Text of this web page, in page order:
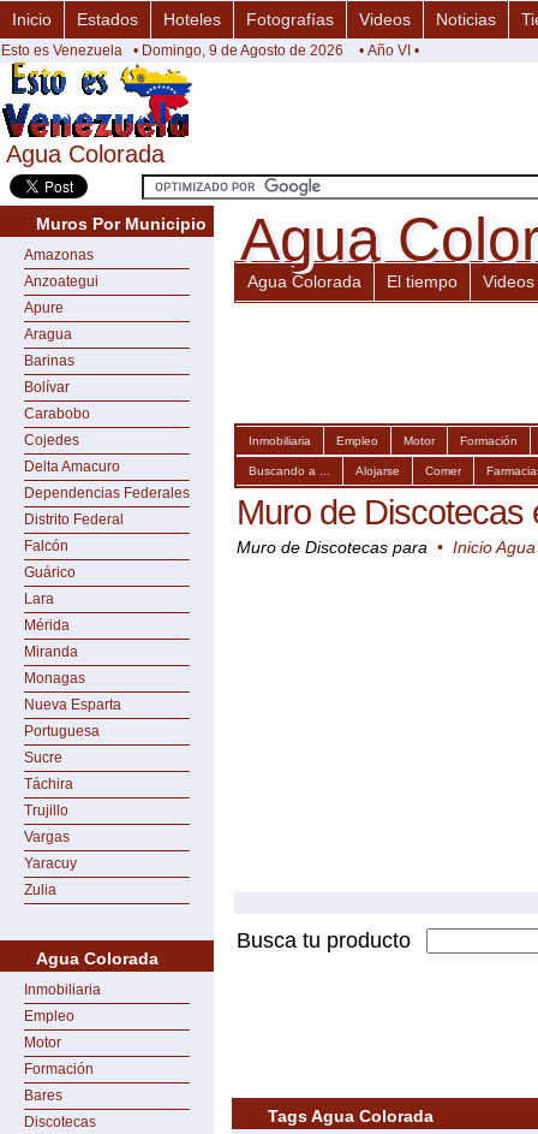
Agua Colorada
Agua Colorada
Inicio Estados Hoteles Fotografías Videos Noticias
Esto es Venezuela • Domingo, 9 de Agosto de 2026 • Año VI •
Muros Por Municipio
Amazonas
Anzoategui
Apure
Aragua
Barinas
Bolívar
Carabobo
Cojedes
Delta Amacuro
Dependencias Federales
Distrito Federal
Falcón
Guárico
Lara
Mérida
Miranda
Monagas
Nueva Esparta
Portuguesa
Sucre
Táchira
Trujillo
Vargas
Yaracuy
Zulia
Agua Colorada
Inmobiliaria
Empleo
Motor
Formación
Bares
Discotecas
Agua
Agua
Agua Colorada El tiempo Videos
Inmobiliaria Empleo Motor Formación
Buscando a ... Alojarse Comer
Muro de Discotecas
Muro de Discotecas para • Inicio
Busca tu producto
Tags Agua Colorada